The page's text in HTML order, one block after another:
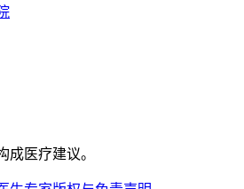
成医疗建议。